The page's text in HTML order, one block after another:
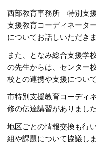
西部教育事務所 特別支
支援教育コーディネータ
についてお話しいただきま
また、となみ総合支援学
の先生からは、センター
校との連携や支援につい
市特別支援教育コーディ
修の伝達講習がありました
地区ごとの情報交換も行
組や課題について協議しま